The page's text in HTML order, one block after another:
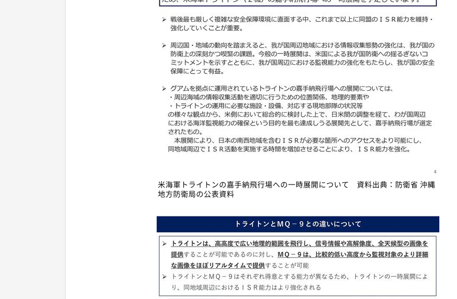
米海軍トライトンの嘉手納飛行場への一時展開について 資料出典：防衛省 沖縄
地方防衛局の公表資料